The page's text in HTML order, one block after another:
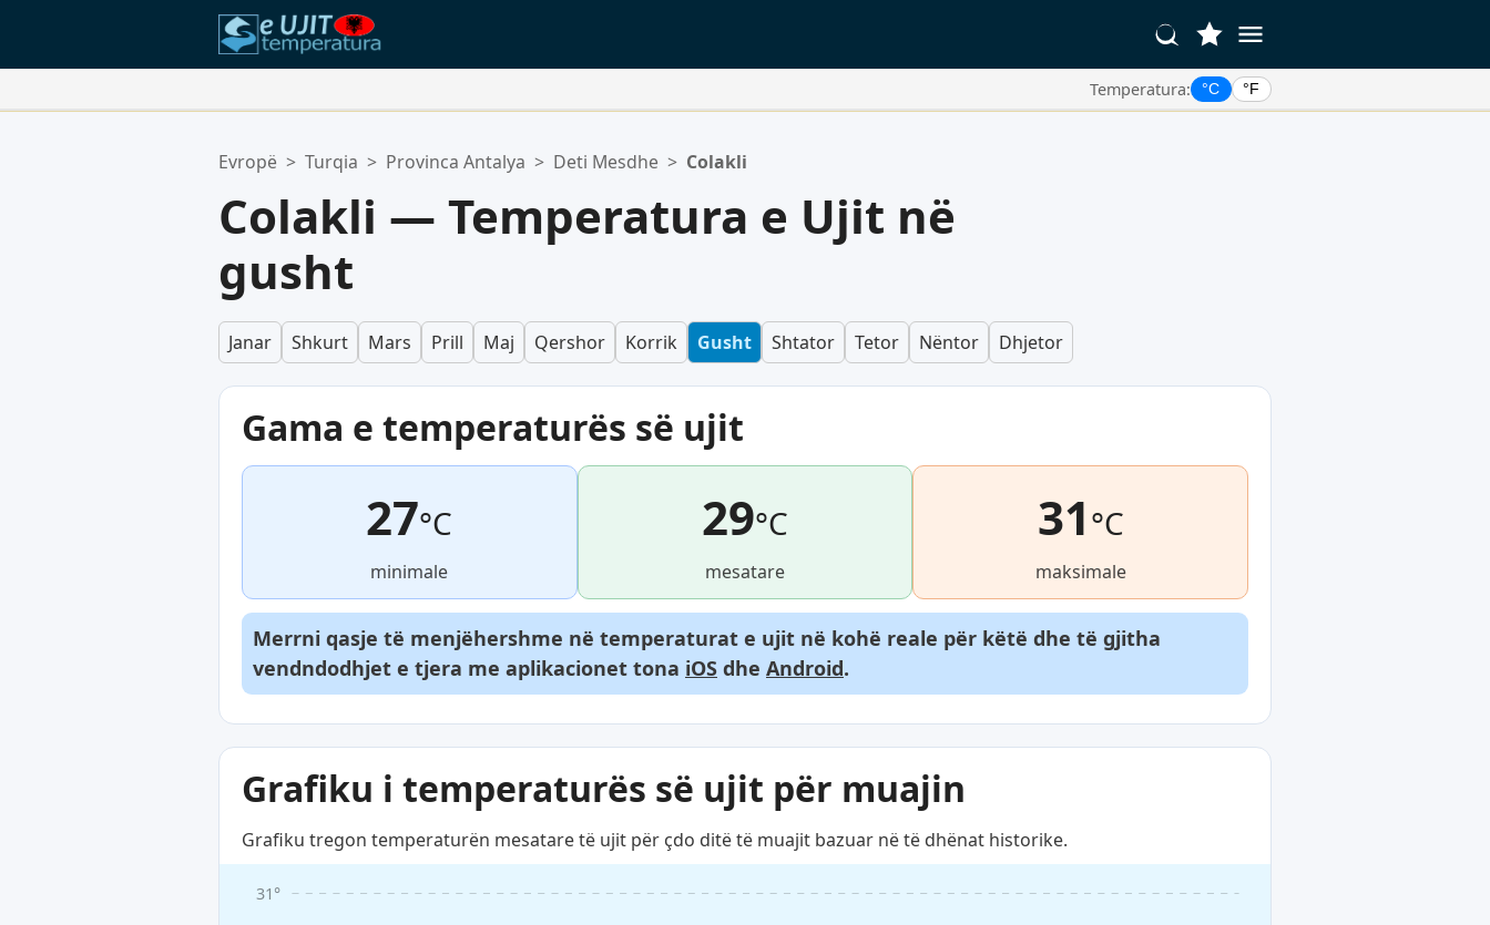
Temperatura: °C °F
Lista juaj e preferuar është bosh.
Evropë > Turqia > Provinca Antalya > Deti Mesdhe > Colakli
Colakli — Temperatura e Ujit në
gusht
Janar Shkurt Mars Prill Maj Qershor Korrik Gusht Shtator Tetor Nëntor Dhjetor
Gama e temperaturës së ujit
27°C
minimale
29°C
mesatare
31°C
maksimale
Merrni qasje të menjëhershme në temperaturat e ujit në kohë reale për këtë dhe të gjitha
vendndodhjet e tjera me aplikacionet tona iOS dhe Android.
Grafiku i temperaturës së ujit për muajin
Grafiku tregon temperaturën mesatare të ujit për çdo ditë të muajit bazuar në të dhënat historike.
31°